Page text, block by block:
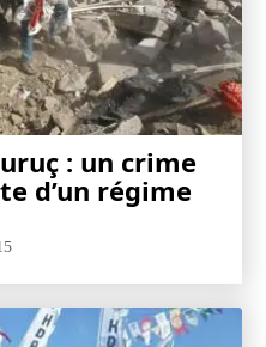
: un crime
d’un régime